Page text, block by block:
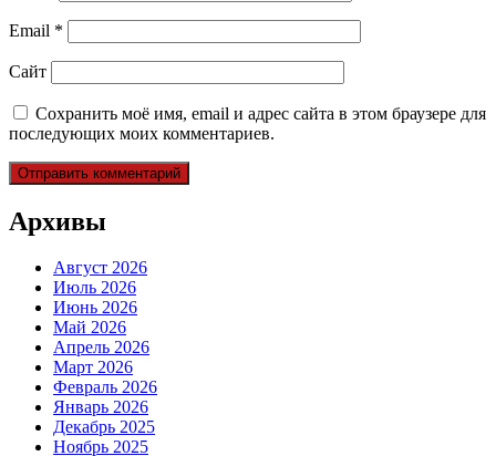
Email *
Сайт
Сохранить моё имя, email и адрес сайта в этом браузере для
последующих моих комментариев.
Архивы
Август 2026
Июль 2026
Июнь 2026
Май 2026
Апрель 2026
Март 2026
Февраль 2026
Январь 2026
Декабрь 2025
Ноябрь 2025